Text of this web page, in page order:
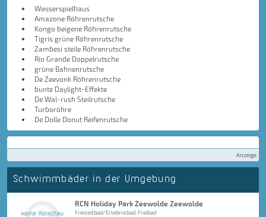
Wasserspielhaus
Amazone Röhrenrutsche
Kongo beigene Röhrenrutsche
Tigris grüne Röhrenrutsche
Zambesi steile Röhrenrutsche
Rio Grande Doppelrutsche
grüne Bahnenrutsche
De Zeevonk Röhrenrutsche
bunte Daylight-Effekte
De Wal-rush Steilrutsche
Turboröhre
De Dolle Donut Reifenrutsche
Anzeige
Schwimmbäder in der Umgebung
RCN Holiday Park Zeewolde Zeewolde
Freizeitbad/Erlebnisbad, Freibad